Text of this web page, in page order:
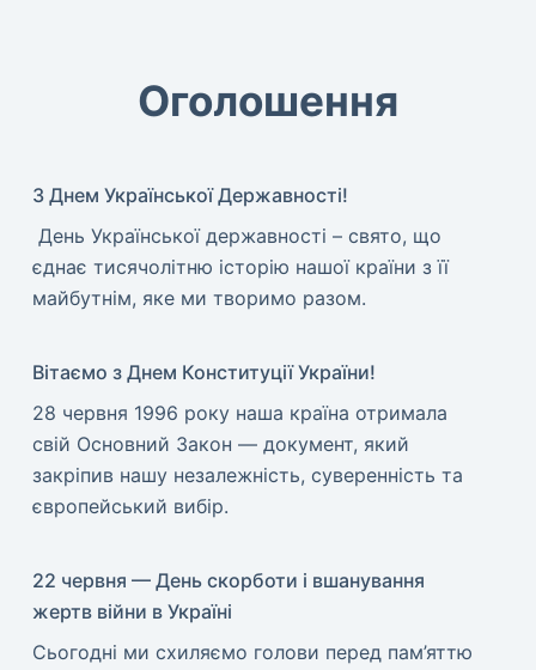
Оголошення
З Днем Української Державності!
​ День Української державності – свято, що
єднає тисячолітню історію нашої країни з її
майбутнім, яке ми творимо разом.
Вітаємо з Днем Конституції України!
​28 червня 1996 року наша країна отримала
свій Основний Закон — документ, який
закріпив нашу незалежність, суверенність та
європейський вибір.
22 червня — День скорботи і вшанування
жертв війни в Україні
​Сьогодні ми схиляємо голови перед пам’яттю